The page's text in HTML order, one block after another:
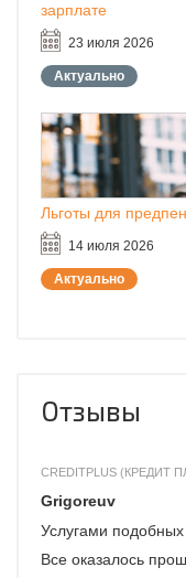
зарплате
23 июля 2026
Актуально
Льготы для
14 июля 2026
Актуально
Отзывы
CREDITPLUS (КРЕДИТ
Grigoreuv
Услугами
Все оказалось